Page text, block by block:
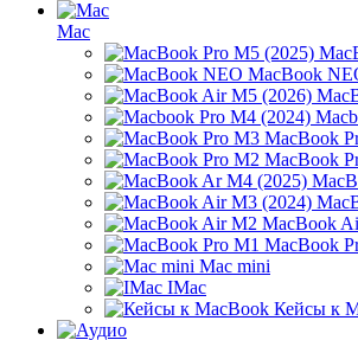
Mac
MacBook
MacBook
MacBook
MacBook
MacBook
Mac mini
IMac
Кейсы к